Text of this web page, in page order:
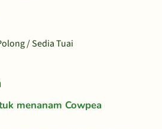
/ Sedia Tuai
menanam Cowpea